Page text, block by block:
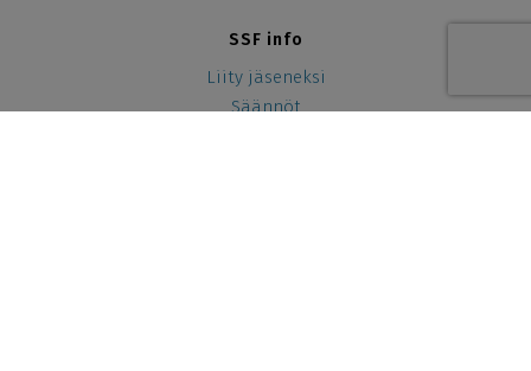
SSF info
Liity jäseneksi
Säännöt